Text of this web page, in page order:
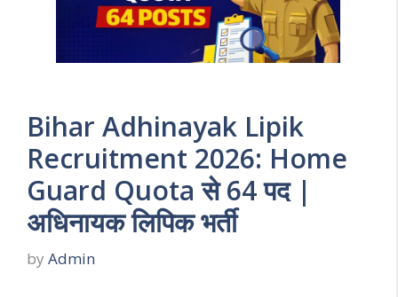
Bihar Adhinayak Lipik
Recruitment 2026: Home
Guard Quota से 64 पद |
अधिनायक लिपिक भर्ती
by Admin